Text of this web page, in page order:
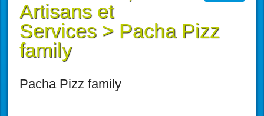
Artisans et
Services > Pacha Pizz
family
Pacha Pizz family